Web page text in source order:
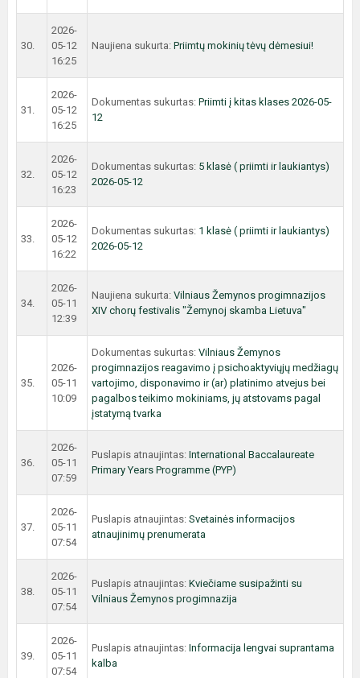
30.
2026-
05-12
16:25
Naujiena sukurta: Priimtų mokinių tėvų dėmesiui!
31.
2026-
05-12
16:25
Dokumentas sukurtas: Priimti į kitas klases 2026-05-
12
32.
2026-
05-12
16:23
Dokumentas sukurtas: 5 klasė ( priimti ir laukiantys)
2026-05-12
33.
2026-
05-12
16:22
Dokumentas sukurtas: 1 klasė ( priimti ir laukiantys)
2026-05-12
34.
2026-
05-11
12:39
Naujiena sukurta: Vilniaus Žemynos progimnazijos
XIV chorų festivalis "Žemynoj skamba Lietuva"
35.
2026-
05-11
10:09
Dokumentas sukurtas: Vilniaus Žemynos
progimnazijos reagavimo į psichoaktyviųjų medžiagų
vartojimo, disponavimo ir (ar) platinimo atvejus bei
pagalbos teikimo mokiniams, jų atstovams pagal
įstatymą tvarka
36.
2026-
05-11
07:59
Puslapis atnaujintas: International Baccalaureate
Primary Years Programme (PYP)
37.
2026-
05-11
07:54
Puslapis atnaujintas: Svetainės informacijos
atnaujinimų prenumerata
38.
2026-
05-11
07:54
Puslapis atnaujintas: Kviečiame susipažinti su
Vilniaus Žemynos progimnazija
39.
2026-
05-11
07:54
Puslapis atnaujintas: Informacija lengvai suprantama
kalba